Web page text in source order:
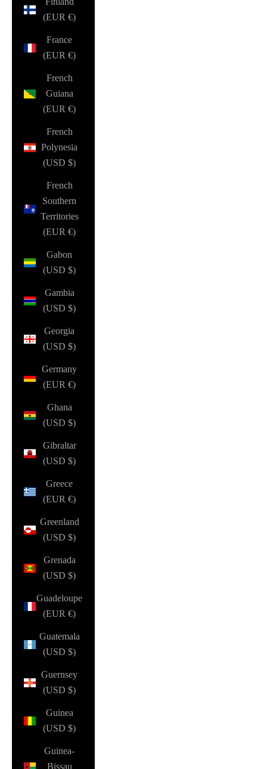
(EUR €)
France
(EUR €)
French
Guiana
(EUR €)
French
Polynesia
(USD $)
French
Southern
Territories
(EUR €)
Gabon
(USD $)
Gambia
(USD $)
Georgia
(USD $)
Germany
(EUR €)
Ghana
(USD $)
Gibraltar
(USD $)
Greece
(EUR €)
Greenland
(USD $)
Grenada
(USD $)
Guadeloupe
(EUR €)
Guatemala
(USD $)
Guernsey
(USD $)
Guinea
(USD $)
Guinea-
Bissau